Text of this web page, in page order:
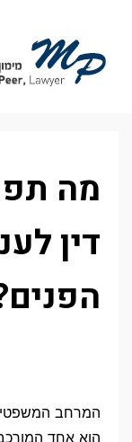
מה
דין
המרחב המשפטי
הוא אחד